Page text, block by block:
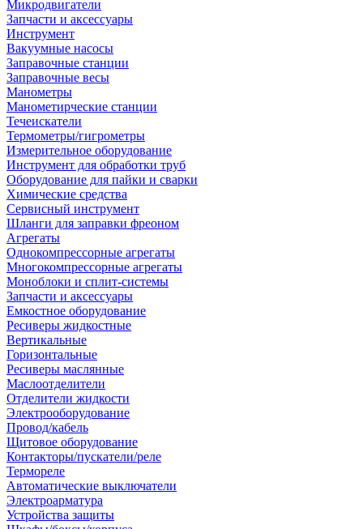
Микродвигатели
Запчасти и аксессуары
Инструмент
Вакуумные насосы
Заправочные станции
Заправочные весы
Манометры
Манометирческие станции
Течеискатели
Термометры/гигрометры
Измерительное оборудование
Инструмент для обработки труб
Оборудование для пайки и сварки
Химические средства
Сервисный инструмент
Шланги для заправки фреоном
Агрегаты
Однокомпрессорные агрегаты
Многокомпрессорные агрегаты
Моноблоки и сплит-системы
Запчасти и аксессуары
Емкостное оборудование
Ресиверы жидкостные
Вертикальные
Горизонтальные
Ресиверы маслянные
Маслоотделители
Отделители жидкости
Электрооборудование
Провод/кабель
Щитовое оборудование
Контакторы/пускатели/реле
Термореле
Автоматические выключатели
Электроарматура
Устройства защиты